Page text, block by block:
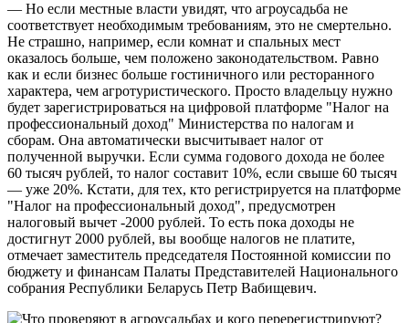
— Но если местные власти увидят, что агроусадьба не
соответствует необходимым требованиям, это не смертельно.
Не страшно, например, если комнат и спальных мест
оказалось больше, чем положено законодательством. Равно
как и если бизнес больше гостиничного или ресторанного
характера, чем агротуристического. Просто владельцу нужно
будет зарегистрироваться на цифровой платформе "Налог на
профессиональный доход" Министерства по налогам и
сборам. Она автоматически высчитывает налог от
полученной выручки. Если сумма годового дохода не более
60 тысяч рублей, то налог составит 10%, если свыше 60 тысяч
— уже 20%. Кстати, для тех, кто регистрируется на платформе
"Налог на профессиональный доход", предусмотрен
налоговый вычет -2000 рублей. То есть пока доходы не
достигнут 2000 рублей, вы вообще налогов не платите,
отмечает заместитель председателя Постоянной комиссии по
бюджету и финансам Палаты Представителей Национального
собрания Республики Беларусь Петр Вабищевич.